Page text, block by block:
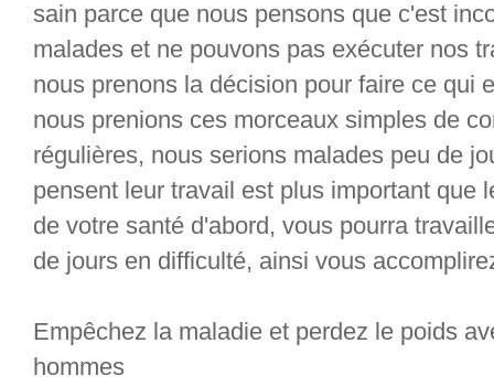
sain parce que nous pensons que c'est
malades et ne pouvons pas exécuter nos
nous prenons la décision pour faire ce qui
nous prenions ces morceaux simples de
régulières, nous serions malades peu de
pensent leur travail est plus important que
de votre santé d'abord, vous pourra
de jours en difficulté, ainsi vous
Empêchez la maladie et perdez le poids
hommes